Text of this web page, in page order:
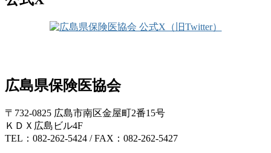
広島県保険医協会
〒732-0825 広島市南区金屋町2番15号
ＫＤＸ広島ビル4F
TEL：082-262-5424 / FAX：082-262-5427